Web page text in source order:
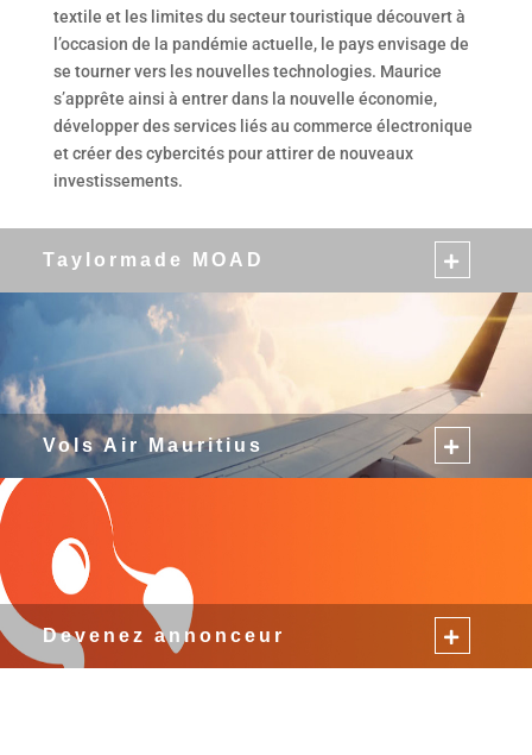
textile et les limites du secteur touristique découvert à
l’occasion de la pandémie actuelle, le pays envisage de
se tourner vers les nouvelles technologies. Maurice
s’apprête ainsi à entrer dans la nouvelle économie,
développer des services liés au commerce électronique
et créer des cybercités pour attirer de nouveaux
investissements.
Taylormade MOAD
Vols Air Mauritius
Devenez annonceur